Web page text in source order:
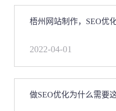
梧州网站制作，SEO优
2022-04-01
做SEO优化为什么需要